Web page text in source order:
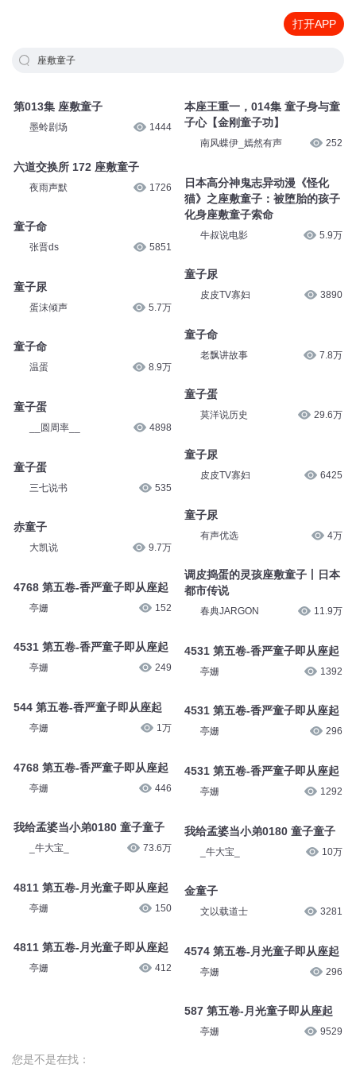
打开APP
座敷童子
第013集 座敷童子
墨蛉剧场 1444
六道交换所 172 座敷童子
夜雨声默 1726
童子命
张晋ds 5851
童子尿
蛋沫倾声 5.7万
童子命
温蛋 8.9万
童子蛋
__圆周率__ 4898
童子蛋
三七说书 535
赤童子
大凯说 9.7万
4768 第五卷-香严童子即从座起
亭姗 152
4531 第五卷-香严童子即从座起
亭姗 249
544 第五卷-香严童子即从座起
亭姗 1万
4768 第五卷-香严童子即从座起
亭姗 446
我给孟婆当小弟0180 童子童子
_牛大宝_ 73.6万
4811 第五卷-月光童子即从座起
亭姗 150
4811 第五卷-月光童子即从座起
亭姗 412
本座王重一，014集 童子身与童
子心【金刚童子功】
南风蝶伊_嫣然有声 252
日本高分神鬼志异动漫《怪化
猫》之座敷童子：被堕胎的孩子
化身座敷童子索命
牛叔说电影 5.9万
童子尿
皮皮TV寡妇 3890
童子命
老飘讲故事 7.8万
童子蛋
莫洋说历史 29.6万
童子尿
皮皮TV寡妇 6425
童子尿
有声优选 4万
调皮捣蛋的灵孩座敷童子丨日本
都市传说
春典JARGON 11.9万
4531 第五卷-香严童子即从座起
亭姗 1392
4531 第五卷-香严童子即从座起
亭姗 296
4531 第五卷-香严童子即从座起
亭姗 1292
我给孟婆当小弟0180 童子童子
_牛大宝_ 10万
金童子
文以载道士 3281
4574 第五卷-月光童子即从座起
亭姗 296
587 第五卷-月光童子即从座起
亭姗 9529
您是不是在找：